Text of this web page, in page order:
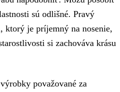
sú odlišné. Pravý
ktorý je príjemný na nosenie,
si zachováva krásu
považované za